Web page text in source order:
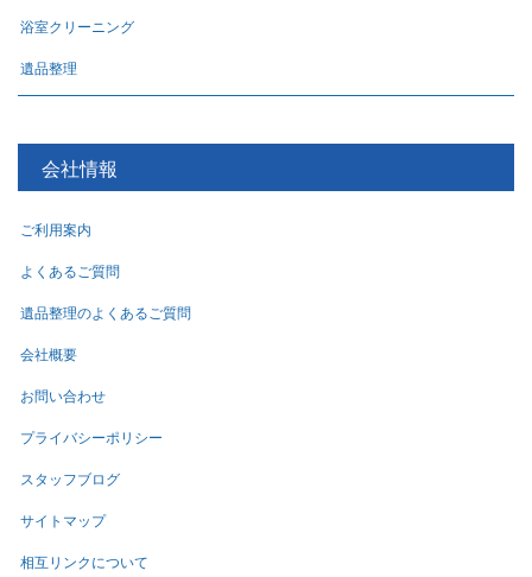
浴室クリーニング
遺品整理
会社情報
ご利用案内
よくあるご質問
遺品整理のよくあるご質問
会社概要
お問い合わせ
プライバシーポリシー
スタッフブログ
サイトマップ
相互リンクについて